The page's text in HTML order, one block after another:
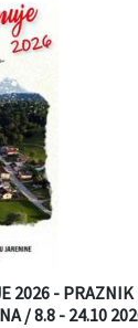
2026 - PRAZNIK
/ 8.8 - 24.10